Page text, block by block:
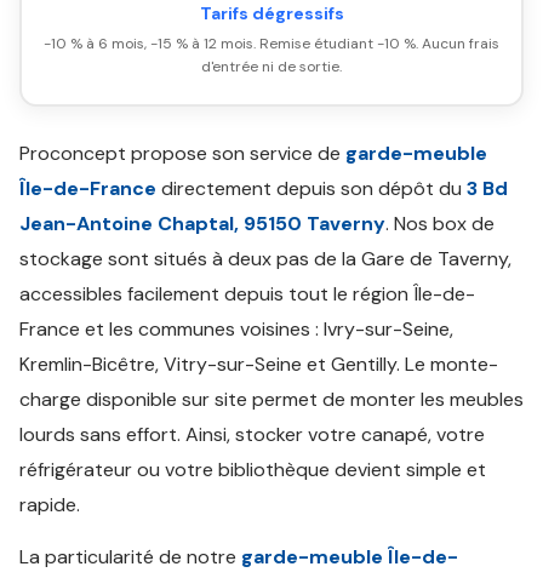
Tarifs dégressifs
-10 % à 6 mois, -15 % à 12 mois. Remise étudiant -10 %. Aucun frais
d'entrée ni de sortie.
Proconcept propose son service de garde-meuble
Île-de-France directement depuis son dépôt du 3 Bd
Jean-Antoine Chaptal, 95150 Taverny. Nos box de
stockage sont situés à deux pas de la Gare de Taverny,
accessibles facilement depuis tout le région Île-de-
France et les communes voisines : Ivry-sur-Seine,
Kremlin-Bicêtre, Vitry-sur-Seine et Gentilly. Le monte-
charge disponible sur site permet de monter les meubles
lourds sans effort. Ainsi, stocker votre canapé, votre
réfrigérateur ou votre bibliothèque devient simple et
rapide.
La particularité de notre garde-meuble Île-de-